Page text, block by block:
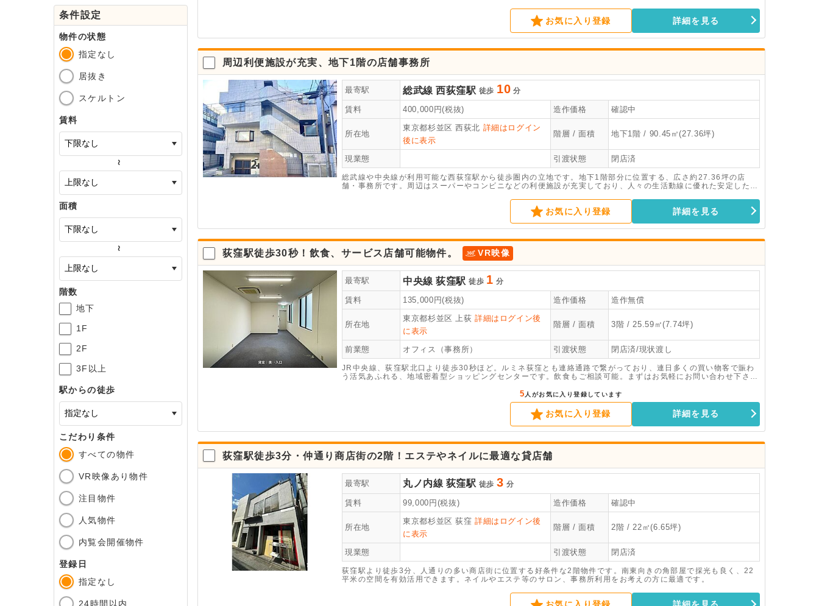
条件設定
物件の状態
指定なし
居抜き
スケルトン
賃料
～
面積
～
階数
地下
1F
2F
3F以上
駅からの徒歩
こだわり条件
すべての物件
VR映像あり物件
注目物件
人気物件
内覧会開催物件
登録日
指定なし
24時間以内
お気に入り登録 詳細を見る
周辺利便施設が充実、地下1階の店舗事務所
最寄駅 総武線 西荻窪駅 徒歩 10 分
賃料 400,000 円(税抜) 造作価格 確認中
所在地
東京都杉並区 西荻北 詳細はログイン
後に表示
階層 / 面積 地下1階 / 90.45㎡(27.36坪)
現業態 引渡状態 閉店済
総武線や中央線が利用可能な西荻窪駅から徒歩圏内の立地です。地下1階部分に位置する、広さ約27.36坪の店
舗・事務所です。周辺はスーパーやコンビニなどの利便施設が充実しており、人々の生活動線に優れた安定した環
談も可能です。諸条件のご相談などは、お気軽にお問い合わせください。
お気に入り登録 詳細を見る
荻窪駅徒歩30秒！飲食、サービス店舗可能物件。 VR映像
最寄駅 中央線 荻窪駅 徒歩 1 分
賃料 135,000 円(税抜) 造作価格 造作無償
所在地
東京都杉並区 上荻 詳細はログイン後
に表示
階層 / 面積 3階 / 25.59㎡(7.74坪)
前業態 オフィス（事務所） 引渡状態 閉店済/現状渡し
JR中央線、荻窪駅北口より徒歩30秒ほど。ルミネ荻窪とも連絡通路で繋がっており、連日多くの買い物客で賑わ
う活気あふれる、地域密着型ショッピングセンターです。飲食もご相談可能。まずはお気軽にお問い合わせ下さ
5 人がお気に入り登録しています
お気に入り登録 詳細を見る
荻窪駅徒歩3分・仲通り商店街の2階！エステやネイルに最適な貸店舗
最寄駅 丸ノ内線 荻窪駅 徒歩 3 分
賃料 99,000 円(税抜) 造作価格 確認中
所在地
東京都杉並区 荻窪 詳細はログイン後
に表示
階層 / 面積 2階 / 22㎡(6.65坪)
現業態 引渡状態 閉店済
荻窪駅より徒歩3分、人通りの多い商店街に位置する好条件な2階物件です。南東向きの角部屋で採光も良く、22
平米の空間を有効活用できます。ネイルやエステ等のサロン、事務所利用をお考えの方に最適です。